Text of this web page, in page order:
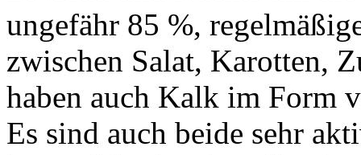
ungefähr 85 %,
zwischen Salat, Karotten,
haben auch Kalk im Form
Es sind auch beide sehr